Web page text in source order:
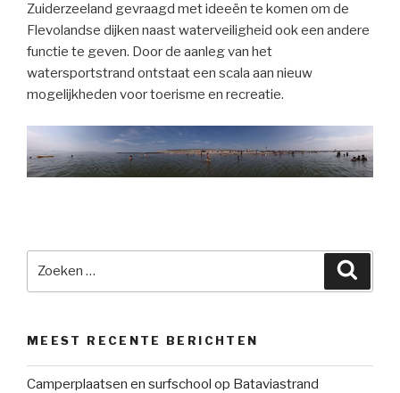
Zuiderzeeland gevraagd met ideeën te komen om de
Flevolandse dijken naast waterveiligheid ook een andere
functie te geven. Door de aanleg van het
watersportstrand ontstaat een scala aan nieuw
mogelijkheden voor toerisme en recreatie.
MEEST RECENTE BERICHTEN
Camperplaatsen en surfschool op Bataviastrand